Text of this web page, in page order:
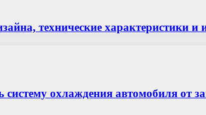
технические характеристики
охлаждения автомобиля от